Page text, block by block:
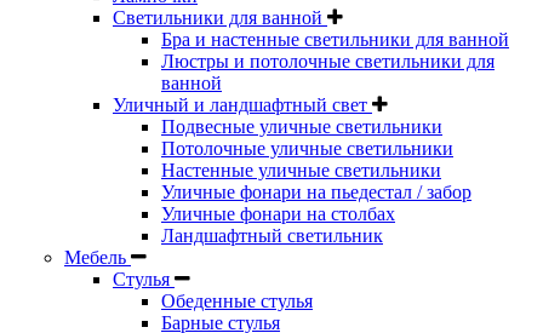
Светильники для ванной
Бра и настенные светильники для ванной
Люстры и потолочные светильники для
ванной
Уличный и ландшафтный свет
Подвесные уличные светильники
Потолочные уличные светильники
Настенные уличные светильники
Уличные фонари на пьедестал / забор
Уличные фонари на столбах
Ландшафтный светильник
Мебель
Стулья
Обеденные стулья
Барные стулья